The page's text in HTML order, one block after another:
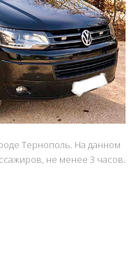
Тернополь. На данном
не менее 3 часов.